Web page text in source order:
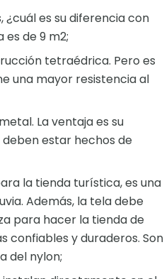
es su diferencia con
de 9 m2;
tetraédrica. Pero es
una mayor resistencia al
La ventaja es su
estar hechos de
la tienda turística, es una
Además, la tela debe
para hacer la tienda de
confiables y duraderos. Son
del nylon;